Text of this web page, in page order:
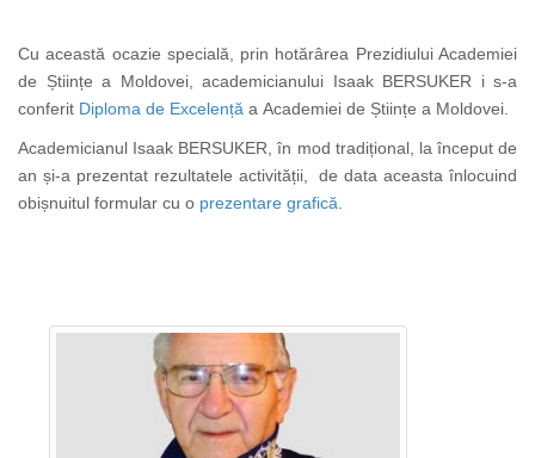
Cu această ocazie specială, prin hotărârea Prezidiului Academiei
de Științe a Moldovei, academicianului Isaak BERSUKER i s-a
conferit Diploma de Excelență a Academiei de Științe a Moldovei.
Academicianul Isaak BERSUKER, în mod tradițional, la început de
an și-a prezentat rezultatele activității, de data aceasta înlocuind
obișnuitul formular cu o prezentare grafică